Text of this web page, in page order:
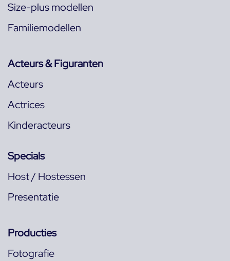
Size-plus modellen
Familiemodellen
Acteurs & Figuranten
Acteurs
Actrices
Kinderacteurs
Specials
Host / Hostessen
Presentatie
Producties
Fotografie